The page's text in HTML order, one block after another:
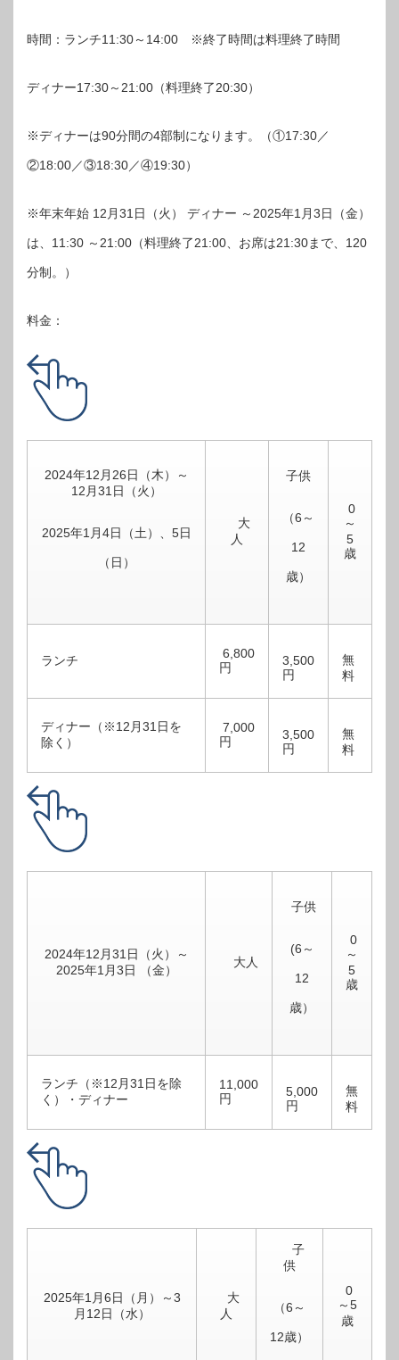
時間：ランチ11:30～14:00 ※終了時間は料理終了時間
ディナー17:30～21:00（料理終了20:30）
※ディナーは90分間の4部制になります。（①17:30／
②18:00／③18:30／④19:30）
※年末年始 12月31日（火） ディナー ～2025年1月3日（金）
は、11:30 ～21:00（料理終了21:00、お席は21:30まで、120
分制。）
料金：
2024年12月26日（木）～
12月31日（火）
2025年1月4日（土）、5日
（日）
大
人
子供
（6～
12
歳）
0
～
5
歳
ランチ
6,800
円
3,500
円
無
料
ディナー（※12月31日を
除く）
7,000
円
3,500
円
無
料
2024年12月31日（火）～
2025年1月3日 （金）
大人
子供
(6～
12
歳）
0
～
5
歳
ランチ（※12月31日を除
く）・ディナー
11,000
円
5,000
円
無
料
2025年1月6日（月）～3
月12日（水）
大
人
子
供
（6～
12歳）
0
～5
歳